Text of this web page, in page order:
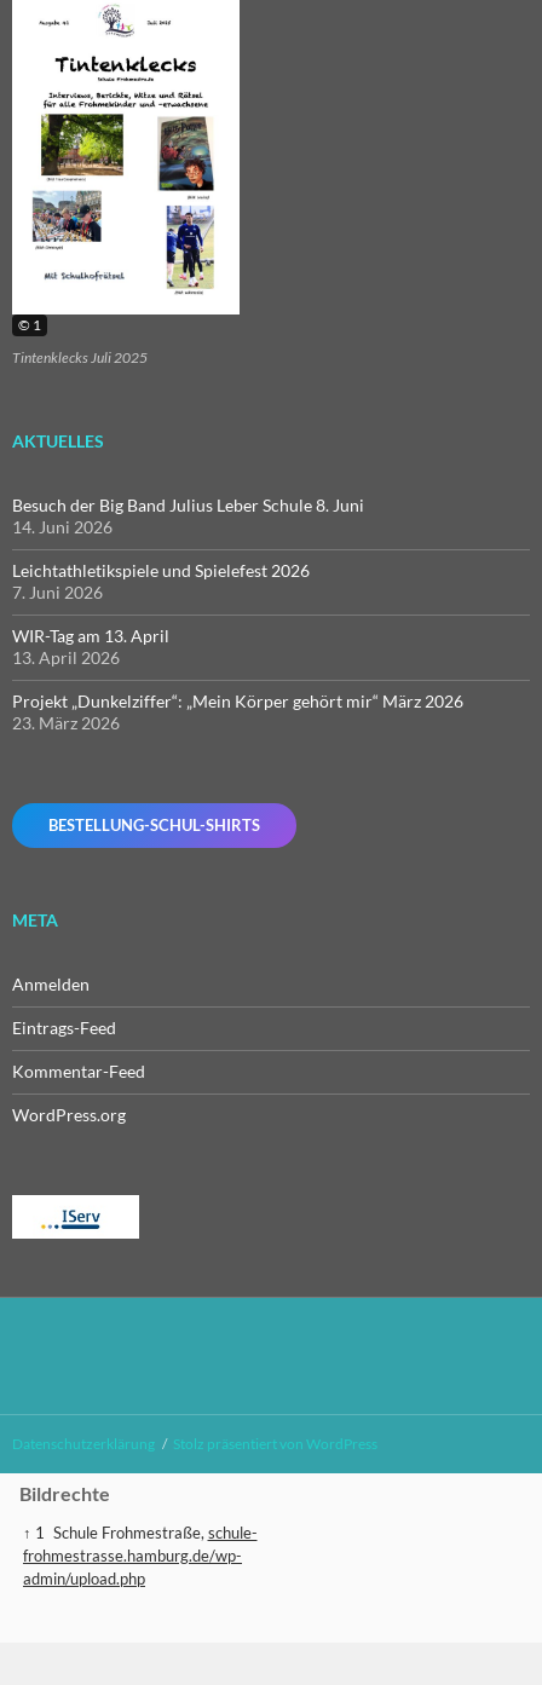
© 1
Tintenklecks Juli 2025
AKTUELLES
Besuch der Big Band Julius Leber Schule 8. Juni
14. Juni 2026
Leichtathletikspiele und Spielefest 2026
7. Juni 2026
WIR-Tag am 13. April
13. April 2026
Projekt „Dunkelziffer“: „Mein Körper gehört mir“ März 2026
23. März 2026
BESTELLUNG-SCHUL-SHIRTS
META
Anmelden
Eintrags-Feed
Kommentar-Feed
WordPress.org
Datenschutzerklärung Stolz präsentiert von WordPress
Bildrechte
↑ 1 Schule Frohmestraße,schule-
frohmestrasse.hamburg.de/wp-
admin/upload.php